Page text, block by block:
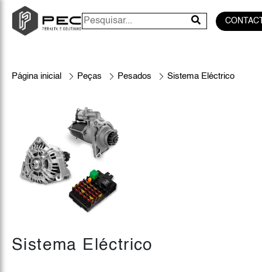
Página inicial Peças Pesados Sistema Eléctrico
Sistema Eléctrico